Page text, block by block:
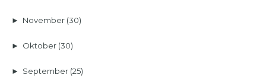
► November (30)
► Oktober (30)
► September (25)